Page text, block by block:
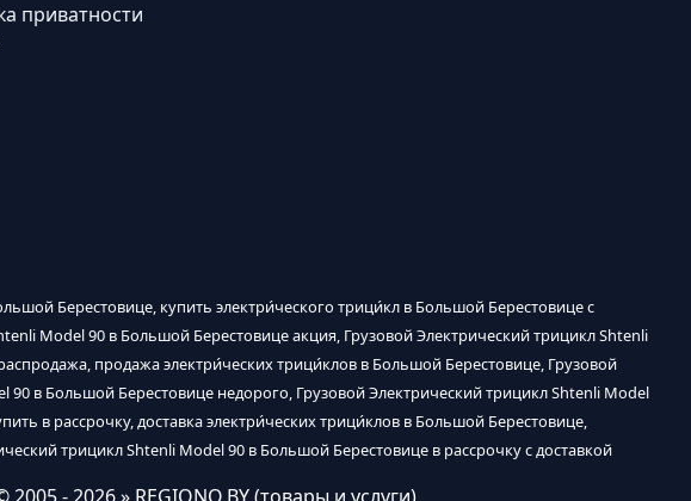
приватности
Берестовице, купить электри́ческого трици́кл в Большой Берестовице с
Model 90 в Большой Берестовице акция, Грузовой Электрический трицикл Shtenli
продажа электри́ческих трици́клов в Большой Берестовице, Грузовой
в Большой Берестовице недорого, Грузовой Электрический трицикл Shtenli Model
в рассрочку, доставка электри́ческих трици́клов в Большой Берестовице,
трицикл Shtenli Model 90 в Большой Берестовице в рассрочку с доставкой